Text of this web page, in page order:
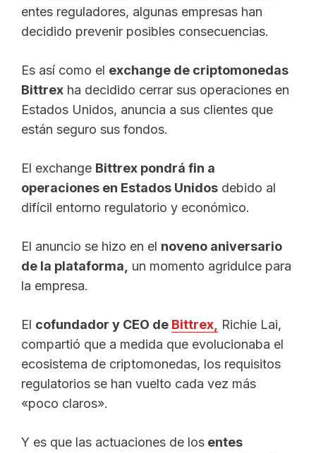
entes reguladores, algunas empresas han
decidido prevenir posibles consecuencias.
Es así como el exchange de criptomonedas
Bittrex ha decidido cerrar sus operaciones en
Estados Unidos, anuncia a sus clientes que
están seguro sus fondos.
El exchange Bittrex pondrá fin a
operaciones en Estados Unidos debido al
difícil entorno regulatorio y económico.
El anuncio se hizo en el noveno aniversario
de la plataforma,
un momento agridulce para
la empresa.
El cofundador y CEO de Bittrex,
Richie Lai,
compartió que a medida que evolucionaba el
ecosistema de criptomonedas, los requisitos
regulatorios se han vuelto cada vez más
«poco claros».
Y es que las actuaciones de los entes